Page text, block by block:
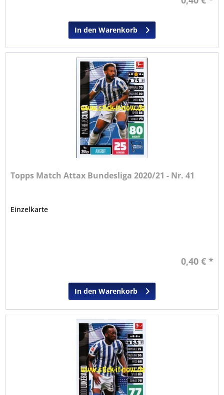
In den Warenkorb
Topps Match Attax Bundesliga 2020/21 - Nr. 41
Einzelkarte
0,40 € *
In den Warenkorb